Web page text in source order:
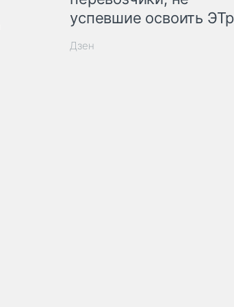
успевшие освоить
Дзен